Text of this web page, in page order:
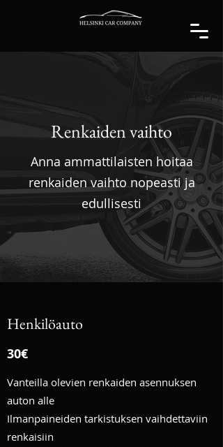
Renkaiden vaihto
Anna ammattilaisten hoitaa
renkaiden vaihto nopeasti ja
edullisesti
Henkilöauto
30€
Vanteilla olevien renkaiden asennuksen
auton alle
Ilmanpaineiden tarkistuksen vaihdettaviin
renkaisiin